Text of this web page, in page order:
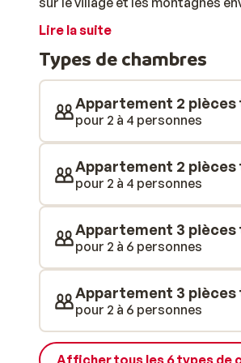
mètres du centre-ville,
pleinement des environs. Le
profiter de quelques sorties
neige; glisse et animation à
Lire la suite
Types de chambres
Appartement 2 pièces
pour 2 à 4 personnes
Appartement 2 pièces
pour 2 à 4 personnes
Appartement 3 pièces
pour 2 à 6 personnes
Appartement 3
pour 2 à 6 personnes
Afficher tous les 6 types de